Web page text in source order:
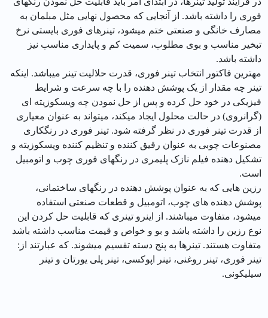
فوری را داشته باشد. از آنجایی که محصول نهایی مثل مبلمان به
مصارف خانگی و صنعتی ختم میشود، تینرهای فوری بایستی نرخ
تبخیر مناسب و بوی مطلوب، سمیت کم و پایداری مناسب نیز
داشته باشد.
مهترین فاکتور انتخاب تینر فوری، قدرت حلالیت تینر میباشد. اینکه
تینر چه مقدار از یک پوشش دهنده را با چه سرعت و شرایط
فیزیکی در خود حل کرده و پس از حل نمودن چه ویسکوزیته ای
(گرانروی) در حالت محلول ایجاد میکند، میتواند به عنوان معیاری
از قدرت تینر فوری در نظر گرفته شود. تینر فوری در رنگکاری
مصنوعات چوبی به عنوان رقیق کننده و تنظیم کننده ویسکوزیته و
تشکیل دهنده فیلم نازک پلیمری در رنگهای فوری چوب و اتومبیل
است.
رزین هایی که به عنوان پوشش دهنده در رنگهای ساختمانی،
پوشش دهنده های چوب، اتومبیل و قطعات صنعتی استفاده
میشود، متفاوت میباشند. از اینرو تینری که قابلیت حل کردن این
نوع رزین را داشته باشد و بو و خواص و قیمت مناسب داشته باشد
متفاوت هستند. تینرها به پنج دسته تقسیم میشوند. که عبارتند از:
تینر فوری، تینر روغنی، تینر اپوکسی، تینر پلی یورتان و تینر
سیلیکونی.